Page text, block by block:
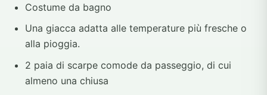
Costume da bagno
Una giacca adatta alle temperature più fresche o
alla pioggia.
2 paia di scarpe comode da passeggio, di cui
almeno una chiusa